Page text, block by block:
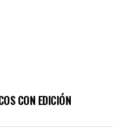
CON EDICIÓN